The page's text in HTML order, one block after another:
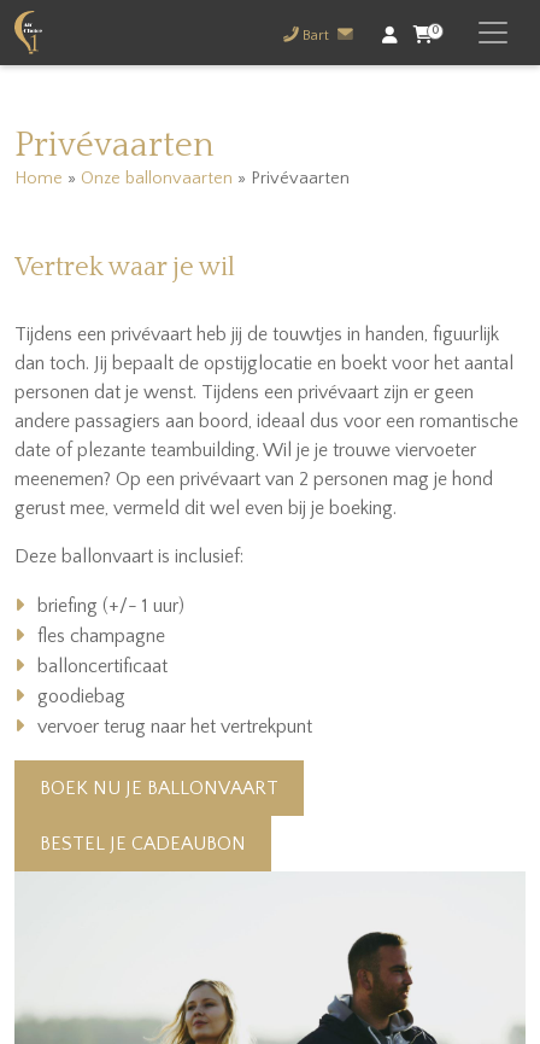
Bart 0
Privévaarten
Home » Onze ballonvaarten » Privévaarten
Vertrek waar je wil
Tijdens een privévaart heb jij de touwtjes in handen, figuurlijk
dan toch. Jij bepaalt de opstijglocatie en boekt voor het aantal
personen dat je wenst. Tijdens een privévaart zijn er geen
andere passagiers aan boord, ideaal dus voor een romantische
date of plezante teambuilding. Wil je je trouwe viervoeter
meenemen? Op een privévaart van 2 personen mag je hond
gerust mee, vermeld dit wel even bij je boeking.
Deze ballonvaart is inclusief:
briefing (+/- 1 uur)
fles champagne
balloncertificaat
goodiebag
vervoer terug naar het vertrekpunt
BOEK NU JE BALLONVAART
BESTEL JE CADEAUBON